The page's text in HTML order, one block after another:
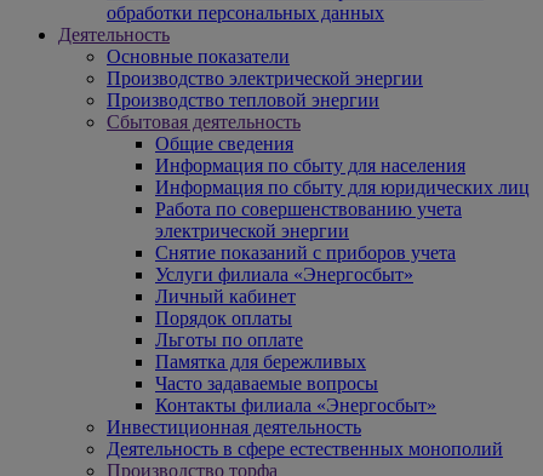
обработки персональных данных
Деятельность
Основные показатели
Производство электрической энергии
Производство тепловой энергии
Сбытовая деятельность
Общие сведения
Информация по сбыту для населения
Информация по сбыту для юридических лиц
Работа по совершенствованию учета
электрической энергии
Снятие показаний с приборов учета
Услуги филиала «Энергосбыт»
Личный кабинет
Порядок оплаты
Льготы по оплате
Памятка для бережливых
Часто задаваемые вопросы
Контакты филиала «Энергосбыт»
Инвестиционная деятельность
Деятельность в сфере естественных монополий
Производство торфа